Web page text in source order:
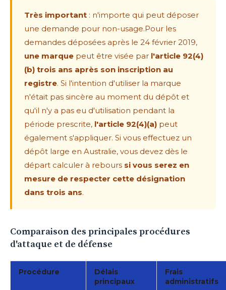
Très important : n'importe qui peut déposer
une demande pour non-usage.Pour les
demandes déposées après le 24 février 2019,
une marque peut être visée par l'article 92(4)
(b) trois ans après son inscription au
registre. Si l'intention d'utiliser la marque
n'était pas sincère au moment du dépôt et
qu'il n'y a pas eu d'utilisation pendant la
période prescrite, l'article 92(4)(a) peut
également s'appliquer. Si vous effectuez un
dépôt large en Australie, vous devez dès le
départ calculer à rebours si vous serez en
mesure de respecter cette désignation
dans trois ans.
Comparaison des principales procédures
d'attaque et de défense
Procédure
Délais
principaux
Frais
administratifs